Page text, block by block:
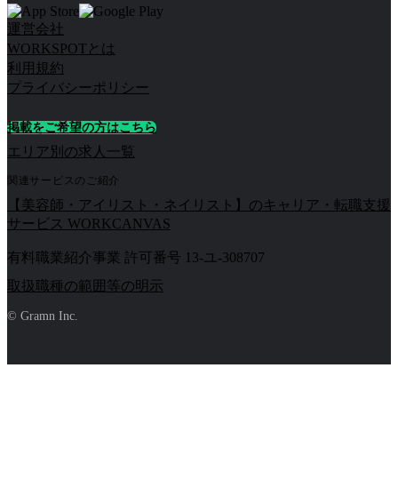
運営会社
WORKSPOTとは
利用規約
プライバシーポリシー
掲載をご希望の方はこちら
エリア別の求人一覧
関連サービスのご紹介
【美容師・アイリスト・ネイリスト】のキャリア・転職支援
サービス WORKCANVAS
有料職業紹介事業 許可番号 13-ユ-308707
取扱職種の範囲等の明示
© Gramn Inc.